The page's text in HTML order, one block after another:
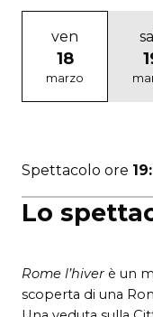
Lo
Rome l’hiver è un
scoperta di una
ven
18
marzo
Spettacolo ore